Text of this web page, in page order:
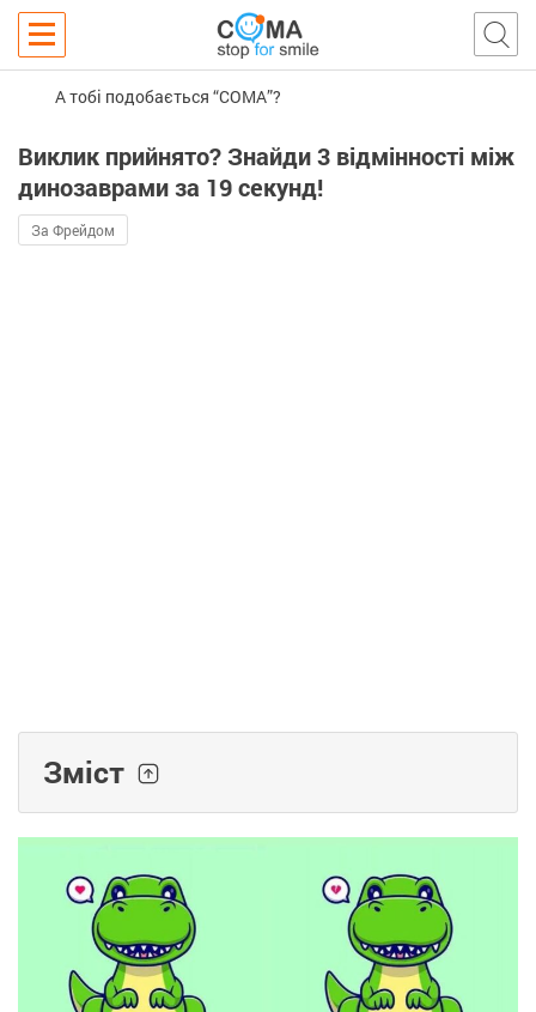
А тобі подобається “COMA”?
Виклик прийнято? Знайди 3 відмінності між
динозаврами за 19 секунд!
За Фрейдом
Зміст